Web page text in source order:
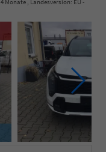
4 Monate , Landesversion: EU -